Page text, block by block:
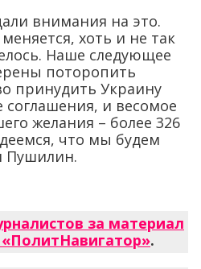
внимания на это.
хоть и не так
Наше следующее
поторопить
принудить Украину
и весомое
желания – более 326
что мы будем
Пушилин.
за материал
.